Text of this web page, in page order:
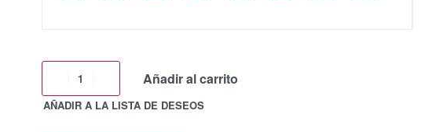
Añadir al carrito
AÑADIR A LA LISTA DE DESEOS